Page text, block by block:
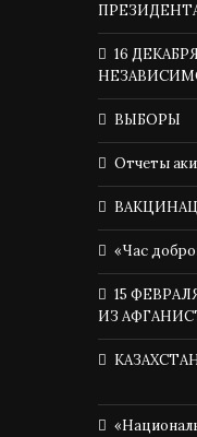
16
ВЫБОРЫ
Отчеты
«Час
15
ИЗ